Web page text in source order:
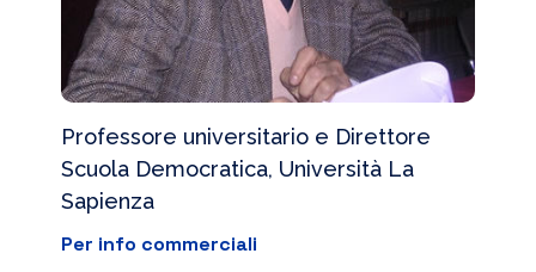
Professore universitario e Direttore
Scuola Democratica, Università La
Sapienza
Per info commerciali